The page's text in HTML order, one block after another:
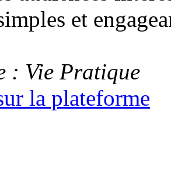
et
: Vie Pratique
la plateforme